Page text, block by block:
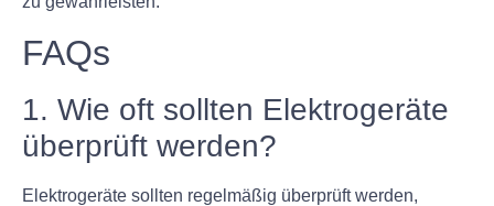
FAQs
1. Wie oft sollten Elektrogeräte
überprüft werden?
Elektrogeräte sollten regelmäßig überprüft werden,